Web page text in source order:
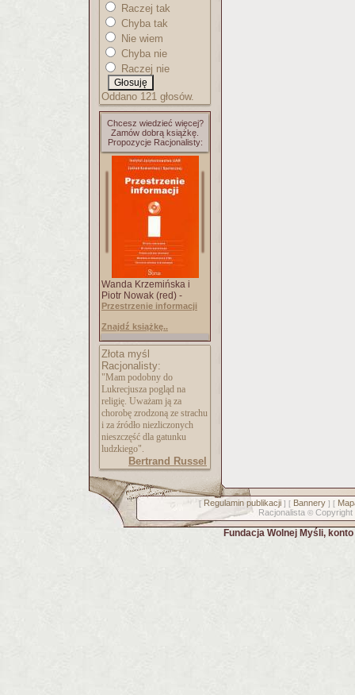
Raczej tak
Chyba tak
Nie wiem
Chyba nie
Raczej nie
Oddano 121 głosów.
Chcesz wiedzieć więcej?
Zamów dobrą książkę.
Propozycje Racjonalisty:
Wanda Krzemińska i
Piotr Nowak (red) -
Przestrzenie informacji
Znajdź książkę..
Złota myśl
Racjonalisty:
"Mam podobny do
Lukrecjusza pogląd na
religię. Uważam ją za
chorobę zrodzoną ze strachu
i za źródło niezliczonych
nieszczęść dla gatunku
ludzkiego".
Bertrand Russel
[ Regulamin publikacji] [ Bannery] [
Racjonalista © Copyright
Fundacja Wolnej Myśli,